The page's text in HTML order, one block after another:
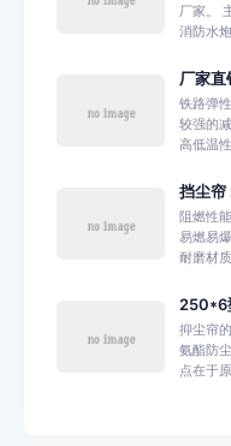
厂家。
消防水
厂家直
铁路弹
较强的
高低温
挡尘
阻燃性
易燃易
耐磨材
250*6
抑尘帘
氨酯防
点在于